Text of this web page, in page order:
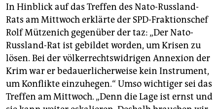
In Hinblick auf das Treffen des Nato-Russland-
Rats am Mittwoch erklärte der SPD-Fraktionschef
Rolf Mützenich gegenüber der taz: „Der Nato-
Russland-Rat ist gebildet worden, um Krisen zu
lösen. Bei der völkerrechtswidrigen Annexion der
Krim war er bedauerlicherweise kein Instrument,
um Konflikte einzuhegen.“ Umso wichtiger sei das
Treffen am Mittwoch. „Denn die Lage ist ernst und